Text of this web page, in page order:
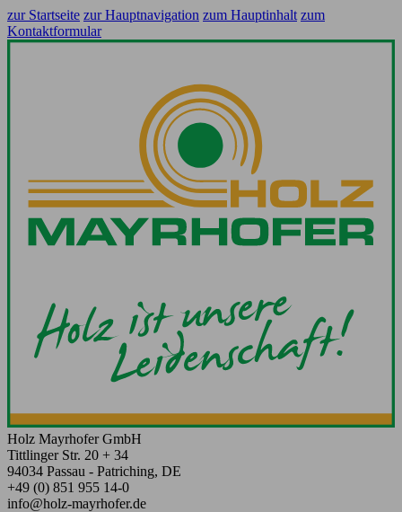
zur Startseite zur Hauptnavigation zum Hauptinhalt zum
Kontaktformular
Holz Mayrhofer GmbH
Tittlinger Str. 20 + 34
94034 Passau - Patriching, DE
+49 (0) 851 955 14-0
info@holz-mayrhofer.de